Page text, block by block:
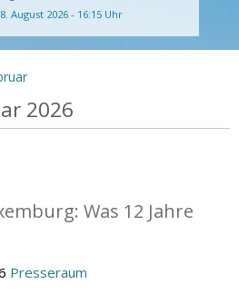
August 2026 - 16:15 Uhr
2026
Was 12 Jahre
Presseraum